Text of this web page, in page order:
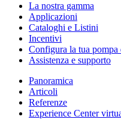
La nostra gamma
Applicazioni
Cataloghi e Listini
Incentivi
Configura la tua pompa
Assistenza e supporto
Panoramica
Articoli
Referenze
Experience Center